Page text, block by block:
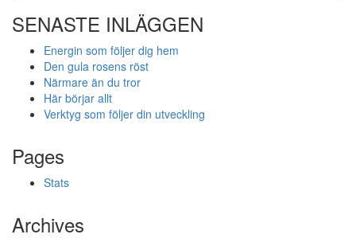
SENASTE INLÄGGEN
Energin som följer dig hem
Den gula rosens röst
Närmare än du tror
Här börjar allt
Verktyg som följer din utveckling
Pages
Stats
Archives